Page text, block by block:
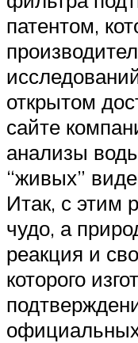
патентом,
открытом
сайте
анализы
“живых”
Итак, с этим
чудо, а
реакция и
которого